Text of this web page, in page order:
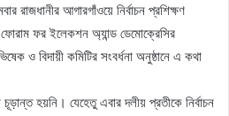
রাজধানীর আগারগাঁওয়ে নির্বাচন প্রশিক্ষণ
ফোরাম ফর ইলেকশন অ্যান্ড ডেমোক্রেসির
ও বিদায়ী কমিটির সংবর্ধনা অনুষ্ঠানে এ কথা
চূড়ান্ত হয়নি। যেহেতু এবার দলীয় প্রতীকে নির্বাচন